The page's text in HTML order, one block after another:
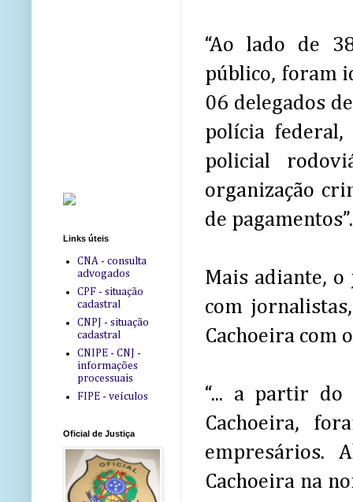
“Ao lado de
público, foram
06 delegados
polícia
policial
organização
de pagamentos”.
Mais adiante,
com
Cachoeira com
“... a partir do
Cachoeira,
empresários.
Cachoeira na
Links úteis
CNA - consulta
advogados
CPF - situação
cadastral
CNPJ - situação
cadastral
CNIPE - CNJ -
informações
processuais
FIPE - veículos
Oficial de Justiça